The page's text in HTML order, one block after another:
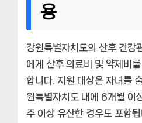
용
강원특별자치도의 산후 건강
에게 산후 의료비 및 약제비
합니다. 지원 대상은 자녀를
원특별자치도 내에 6개월 이
주 이상 유산한 경우도 포함